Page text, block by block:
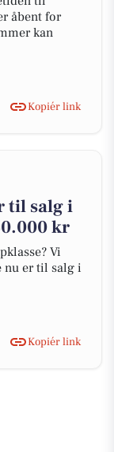
åbent for
kan
Kopiér link
til salg i
kr
Vi
nu er til salg i
Kopiér link